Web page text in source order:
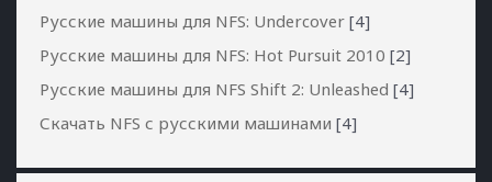
Русские машины для NFS: Undercover [4]
Русские машины для NFS: Hot Pursuit 2010 [2]
Русские машины для NFS Shift 2: Unleashed [4]
Скачать NFS с русскими машинами [4]